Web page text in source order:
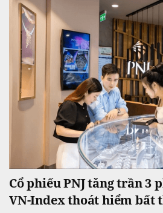
Cổ phiếu PNJ tăng trần 3
VN-Index thoát hiểm bất